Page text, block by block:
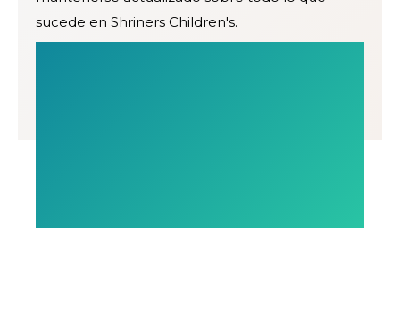
sucede en Shriners Children's.